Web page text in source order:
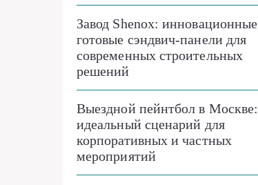
Завод Shenox: инновационные
готовые сэндвич-панели для
современных строительных
решений
Выездной пейнтбол в Москве:
идеальный сценарий для
корпоративных и частных
мероприятий